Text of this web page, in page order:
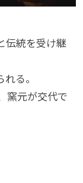
伝統を受け継
る。
窯元が交代で